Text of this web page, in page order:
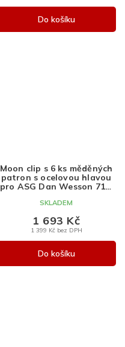
Do košíku
Moon clip s 6 ks měděných
patron s ocelovou hlavou
pro ASG Dan Wesson 715,
SKLADEM
1 399 Kč bez DPH
1 693 Kč
Do košíku